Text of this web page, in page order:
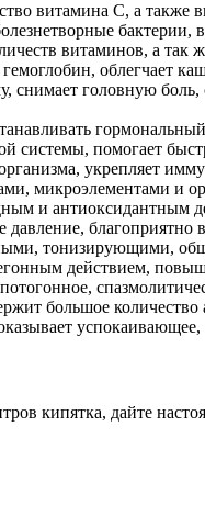
витамина С, а
витаминов, а так
облегчает
снимает головную
системы, помогает
укрепляет
микроэлементами и
и антиоксидантным
давление,
тонизирующими,
действием,
большое количество
кипятка, дайте